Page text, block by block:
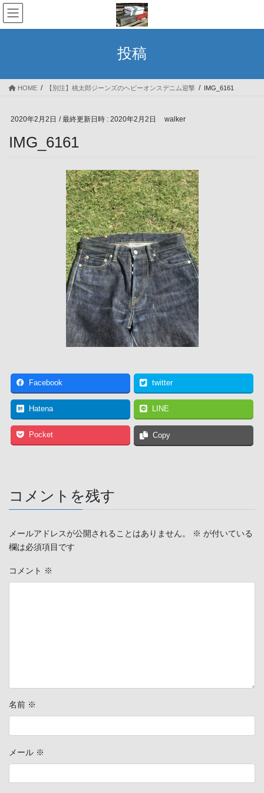
コ
ン
テ
ス
ナ
ビ
ゲ
ン
投稿
HOME 【別注】桃太郎ジーンズのヘビーオンスデニム迎撃 IMG_6161
2020年2月2日 / 最終更新日時 : 2020年2月2日 walker
IMG_6161
Facebook twitter
Hatena LINE
Pocket Copy
コメントを残す
メールアドレスが公開されることはありません。 ※ が付いている
欄は必須項目です
コメント ※
名前 ※
メール ※